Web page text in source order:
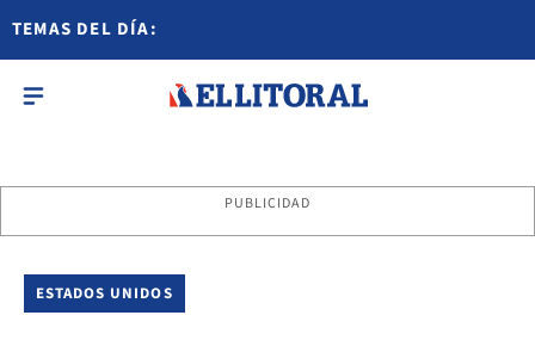
TEMAS DEL DÍA:
PUBLICIDAD
ESTADOS UNIDOS